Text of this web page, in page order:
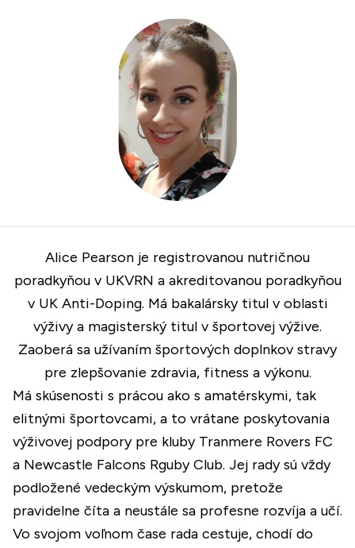
Alice Pearson je registrovanou nutričnou
poradkyňou v UKVRN a akreditovanou poradkyňou
v UK Anti-Doping. Má bakalársky titul v oblasti
výživy a magisterský titul v športovej výžive.
Zaoberá sa užívaním športových doplnkov stravy
pre zlepšovanie zdravia, fitness a výkonu.
Má skúsenosti s prácou ako s amatérskymi, tak
elitnými športovcami, a to vrátane poskytovania
výživovej podpory pre kluby Tranmere Rovers FC
a Newcastle Falcons Rguby Club. Jej rady sú vždy
podložené vedeckým výskumom, pretože
pravidelne číta a neustále sa profesne rozvíja a učí.
Vo svojom voľnom čase rada cestuje, chodí do